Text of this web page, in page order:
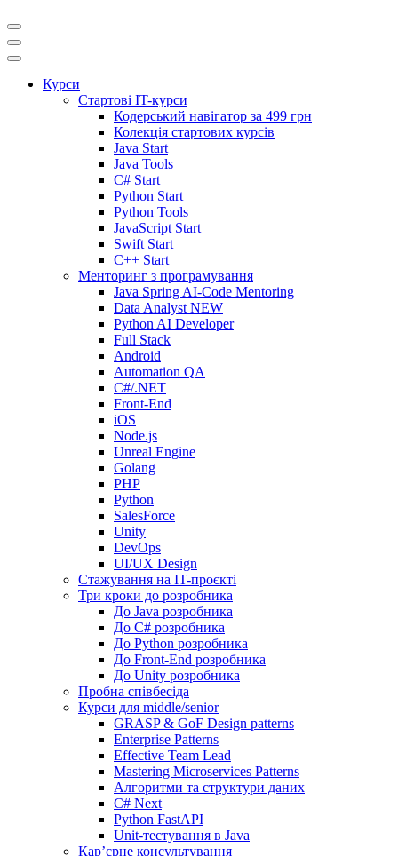
Курси
Стартові IT-курси
Кодерський навігатор за 499 грн
Колекція стартових курсів
Java Start
Java Tools
C# Start
Python Start
Python Tools
JavaScript Start
Swift Start
C++ Start
Менторинг з програмування
Java Spring AI-Code Mentoring
Data Analyst NEW
Python AI Developer
Full Stack
Android
Automation QA
C#/.NET
Front-End
iOS
Node.js
Unreal Engine
Golang
PHP
Python
SalesForce
Unity
DevOps
UI/UX Design
Стажування на IT-проєкті
Три кроки до розробника
До Java розробника
До C# розробника
До Python розробника
До Front-End розробника
До Unity розробника
Пробна співбесіда
Курси для middle/senior
GRASP & GoF Design patterns
Enterprise Patterns
Effective Team Lead
Mastering Microservices Patterns
Алгоритми та структури даних
C# Next
Python FastAPI
Unit-тестування в Java
Кар’єрне консультування